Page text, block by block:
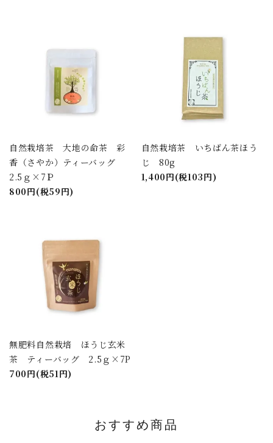
自然栽培茶 大地の命茶 彩
香（さやか）ティーバッグ
2.5ｇ×7Ｐ
800円(税59円)
自然栽培茶 いちばん茶ほう
じ 80g
1,400円(税103円)
無肥料自然栽培 ほうじ玄米
茶 ティーバッグ 2.5ｇ×7P
700円(税51円)
おすすめ商品